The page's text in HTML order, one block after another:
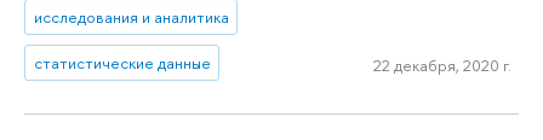
исследования и аналитика
статистические данные 22 декабря, 2020 г.